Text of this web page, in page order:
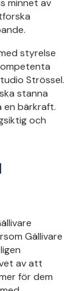
minnet av
styrelse
Strössel.
stanna
en bärkraft.
och
Gällivare
av att
för dem